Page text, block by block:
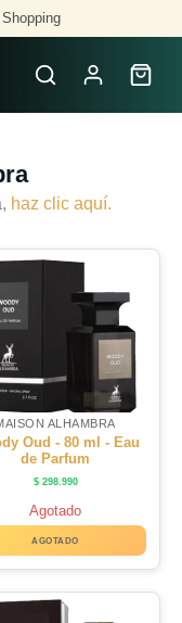
haz clic aquí.
ALHAMBRA
Oud - 80 ml - Eau
de Parfum
$298.990
Agotado
AGOTADO